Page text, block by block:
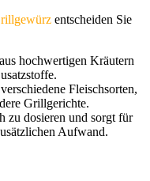
entscheiden Sie
hochwertigen Kräutern
Fleischsorten,
Grillgerichte.
zu dosieren und sorgt für
Aufwand.